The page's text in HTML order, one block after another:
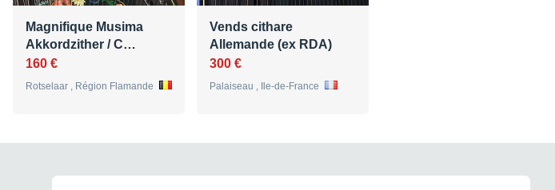
Magnifique Musima
Akkordzither / C…
160 €
Rotselaar , Région Flamande
Vends cithare
Allemande (ex RDA)
300 €
Palaiseau , Ile-de-France